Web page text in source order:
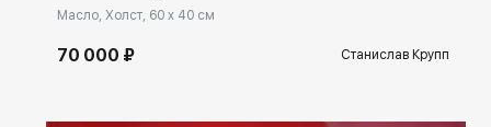
Масло, Холст, 60 x 40 см
70 000 ₽ Станислав Крупп